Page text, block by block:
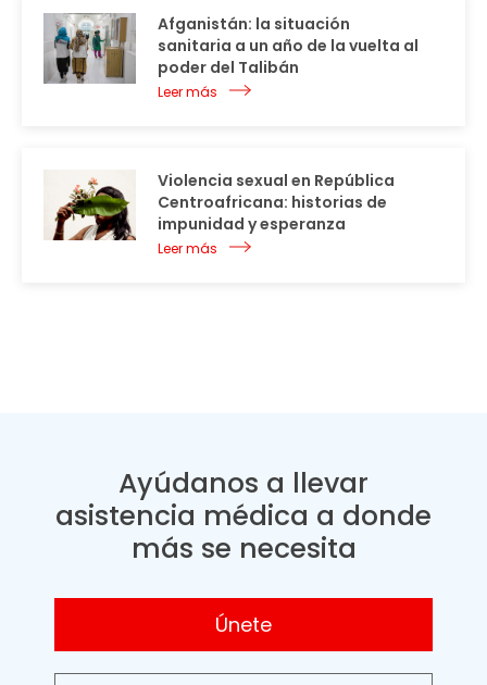
Afganistán: la situación
sanitaria a un año de la vuelta al
poder del Talibán
Leer más
Violencia sexual en República
Centroafricana: historias de
impunidad y esperanza
Leer más
Ayúdanos a llevar
asistencia médica a donde
más se necesita
Únete